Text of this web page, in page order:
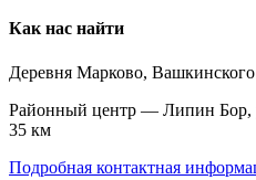
Как нас найти
Деревня Марково,
Районный центр — Липин Бор,
35 км
Подробная контактная